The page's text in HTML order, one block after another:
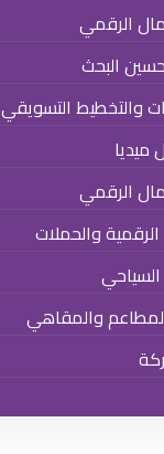
الرقمي
البحث
والتخطيط التسويقي
ميديا
الرقمي
الرقمية والحملات
والمقاهي